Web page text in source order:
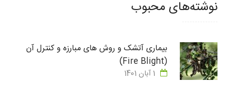
نوشته‌های محبوب
بیماری آتشک و روش های مبارزه و کنترل آن
(Fire Blight)
1 آبان 1401